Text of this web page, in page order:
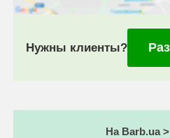
Нужны клиенты?
На Barb.ua >